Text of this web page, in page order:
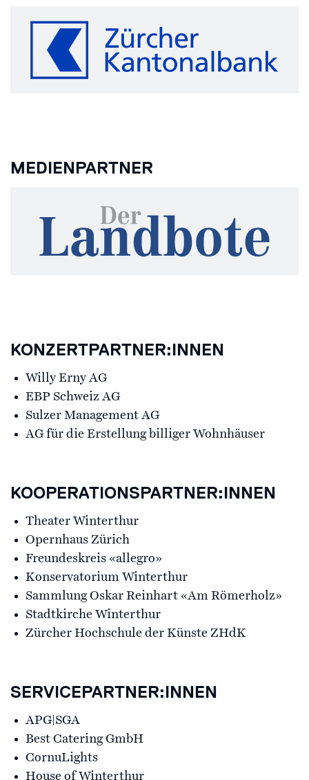
MEDIENPARTNER
KONZERTPARTNER:INNEN
Willy Erny AG
EBP Schweiz AG
Sulzer Management AG
AG für die Erstellung billiger Wohnhäuser
KOOPERATIONSPARTNER:INNEN
Theater Winterthur
Opernhaus Zürich
Freundeskreis «allegro»
Konservatorium Winterthur
Sammlung Oskar Reinhart «Am Römerholz»
Stadtkirche Winterthur
Zürcher Hochschule der Künste ZHdK
SERVICEPARTNER:INNEN
APG|SGA
Best Catering GmbH
CornuLights
House of Winterthur